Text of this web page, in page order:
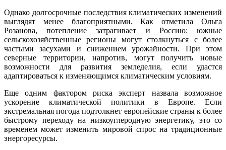
Однако долгосрочные последствия климатических изменений
выглядят менее благоприятными. Как отметила Ольга
Розанова, потепление затрагивает и Россию: южные
сельскохозяйственные регионы могут столкнуться с более
частыми засухами и снижением урожайности. При этом
северные территории, напротив, могут получить новые
возможности для развития земледелия, если удастся
адаптироваться к изменяющимся климатическим условиям.
Еще одним фактором риска эксперт назвала возможное
ускорение климатической политики в Европе. Если
экстремальная погода подтолкнет европейские страны к более
быстрому переходу на низкоуглеродную энергетику, это со
временем может изменить мировой спрос на традиционные
энергоресурсы.